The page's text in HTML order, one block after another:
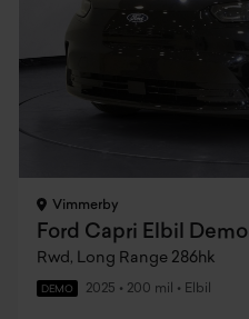
Vimmerby
Ford Capri Elbil Demo
Rwd, Long Range 286hk
DEMO 2025 • 200 mil • Elbil